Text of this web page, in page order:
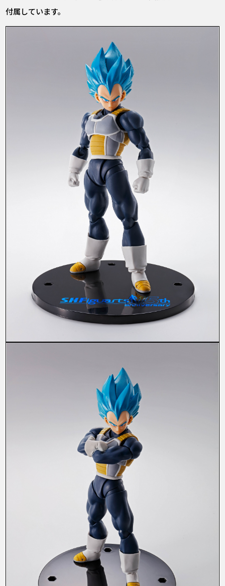
付属しています。